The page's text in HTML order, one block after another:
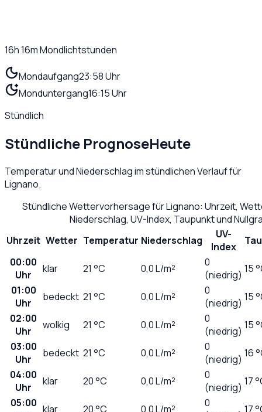
16h 16mMondlichtstunden
Mondaufgang23:58 Uhr
Monduntergang16:15 Uhr
Stündlich
Stündliche PrognoseHeute
Temperatur und Niederschlag im stündlichen Verlauf für
Lignano.
Stündliche Wettervorhersage fürLignano: Uhrzeit,
Niederschlag, UV-Index, Taupunkt und
Uhrzeit Wetter Temperatur Niederschlag
UV-
Index
00:00
Uhr
klar 21 °C 0,0L/m²
0
(niedrig) 15
01:00
Uhr
bedeckt 21 °C 0,0L/m²
0
(niedrig) 15
02:00
Uhr
wolkig 21 °C 0,0L/m²
0
(niedrig) 15
03:00
Uhr
bedeckt 21 °C 0,0L/m²
0
(niedrig) 16
04:00
Uhr
klar 20°C 0,0L/m²
0
(niedrig) 17
05:00 klar 20°C 0,0L/m²
0
17